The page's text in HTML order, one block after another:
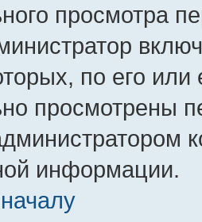
просмотра
по его
просмотрены
информации.